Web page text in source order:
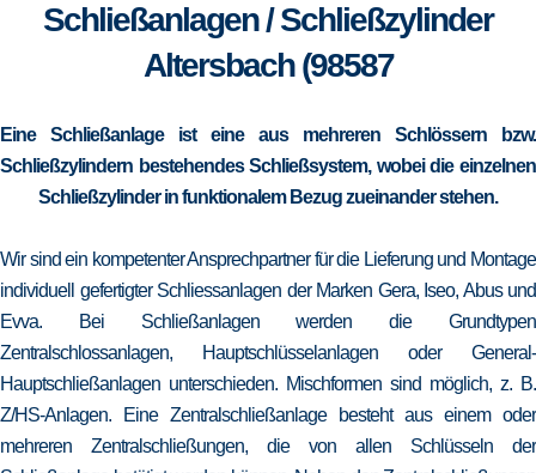
Schließanlagen / Schließzylinder
Altersbach (98587
Eine Schließanlage ist eine aus mehreren Schlössern bzw.
Schließzylindern bestehendes Schließsystem, wobei die einzelnen
Schließzylinder in funktionalem Bezug zueinander stehen.
Wir sind ein kompetenter Ansprechpartner für die Lieferung und Montage
individuell gefertigter Schliessanlagen der Marken Gera, Iseo, Abus und
Evva. Bei Schließanlagen werden die Grundtypen
Zentralschlossanlagen, Hauptschlüsselanlagen oder General-
Hauptschließanlagen unterschieden. Mischformen sind möglich, z. B.
Z/HS-Anlagen. Eine Zentralschließanlage besteht aus einem oder
mehreren Zentralschließungen, die von allen Schlüsseln der